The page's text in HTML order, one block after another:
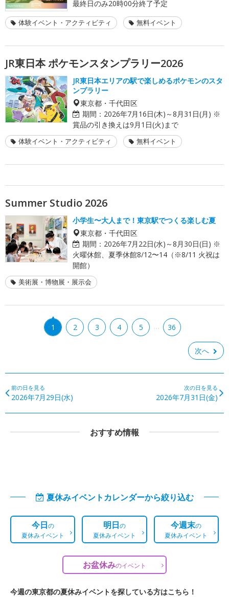
最終日のみ20時00分終了予定
体験イベント・アクティビティ 無料イベント
JR東日本 ポケモンスタンプラリー2026
JR東日本エリアの駅で楽しめるポケモンのスタ
ンプラリー
東京都・千代田区
期間： 2026年7月16日(木)～8月31日(月) ※
賞品の引き換えは9月1日(火)まで
体験イベント・アクティビティ 無料イベント
Summer Studio 2026
小学生〜大人まで！東京駅でつくる楽しむ夏
東京都・千代田区
期間： 2026年7月22日(水)～8月30日(日) ※
火曜休館、夏季休館8/12〜14（※8/11 火祝は
開館）
美術展・博物展・展示会
1 2 3 4 5 … 36
次へ
前の日を見る
2026年7月29日(水)
次の日を見る
2026年7月31日(金)
おすすめ情報
夏休みイベントカレンダーから絞り込む
今日の
夏休みイベント
明日の
夏休みイベント
今週末の
夏休みイベント
お盆休みのイベント
今週の東京都の夏休みイベントを探している方はこちら！